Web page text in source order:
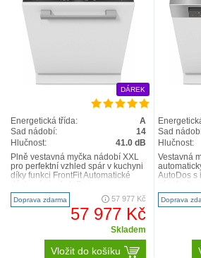
Maximální flexibilita
Vylepšili jsme příborovou
umístit do zásuvky na příbory
drobné, nádobí, jako jsou
Příborová zásuvka3D-MultiFlex1
snížené střední a dvou bočních
zasunout doprava, aby se v
místo pro vysoké sklenice na
pravé části můžete pohodlně
příbory, tak i drobné součásti
DÁREK
Energetická třída:
A
Sad nádobí:
14
Hlučnost:
41.0 dB
Plně vestavná myčka nádobí XXL
pro perfektní vzhled spár v kuchyni
díky funkci FrontFit Automatické
integrovaným PowerDiskem..
Doprava zdarma 57 977 Kč
57 977 Kč
Skladem
Vložit do košíku
Sad
Hlučnost:
Vestavná
AutoDos s
Inovativní
příborová
Doprava